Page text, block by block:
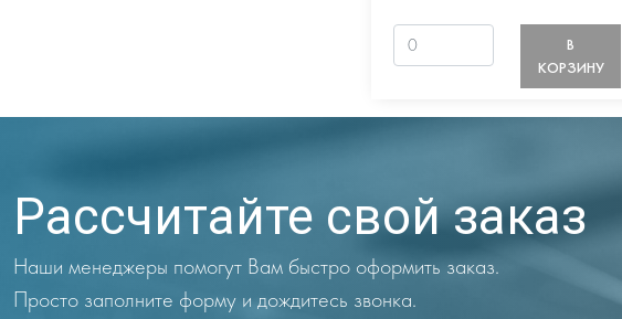
В
КОРЗИНУ
Рассчитайте свой заказ
Наши менеджеры помогут Вам быстро оформить заказ.
Просто заполните форму и дождитесь звонка.